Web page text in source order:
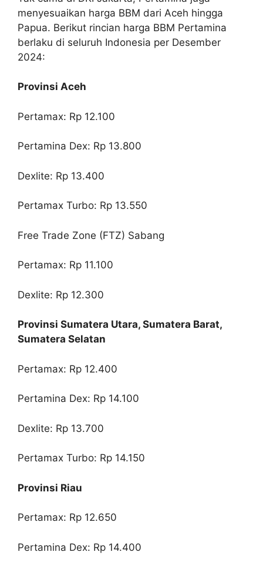
menyesuaikan harga BBM dari Aceh hingga
Papua. Berikut rincian harga BBM Pertamina
berlaku di seluruh Indonesia per Desember
2024:
Provinsi Aceh
Pertamax: Rp 12.100
Pertamina Dex: Rp 13.800
Dexlite: Rp 13.400
Pertamax Turbo: Rp 13.550
Free Trade Zone (FTZ) Sabang
Pertamax: Rp 11.100
Dexlite: Rp 12.300
Provinsi Sumatera Utara, Sumatera Barat,
Sumatera Selatan
Pertamax: Rp 12.400
Pertamina Dex: Rp 14.100
Dexlite: Rp 13.700
Pertamax Turbo: Rp 14.150
Provinsi Riau
Pertamax: Rp 12.650
Pertamina Dex: Rp 14.400